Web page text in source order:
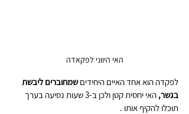
האי היווני לפקאדה
לפקדה הוא אחד האיים היחידים שמחוברים ליבשת
בגשר,
האי יחסית קטן ולכן ב-3 שעות נסיעה בערך
תוכלו להקיף אותו .